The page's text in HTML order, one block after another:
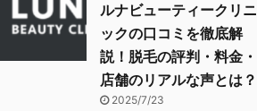
ルナビューティークリニ
ックの口コミを徹底解
説！脱毛の評判・料金・
店舗のリアルな声とは？
2025/7/23